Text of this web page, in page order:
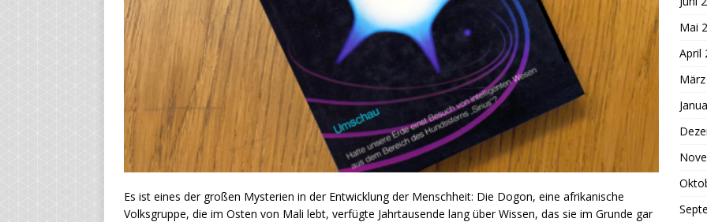
Es ist eines der großen Mysterien in der Entwicklung der Menschheit: Die Dogon, eine afrikanische
Volksgruppe, die im Osten von Mali lebt, verfügte Jahrtausende lang über Wissen, das sie im Grunde gar
Mai
April